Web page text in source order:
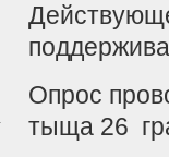
Опрос
тыща 26